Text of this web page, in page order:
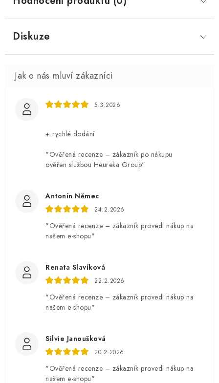
Diskuze
5.3.2026
+ rychlé dodání
"Ověřená recenze – zákazník po nákupu
ověřen službou Heureka Group"
Antonín Němec
24.2.2026
"Ověřená recenze – zákazník provedl nákup na
našem e-shopu"
Renata Slavíková
22.2.2026
"Ověřená recenze – zákazník provedl nákup na
našem e-shopu"
Silvie Janoušková
20.2.2026
"Ověřená recenze – zákazník provedl nákup na
našem e-shopu"